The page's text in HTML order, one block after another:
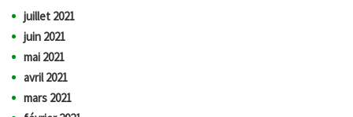
juillet 2021
juin 2021
mai 2021
avril 2021
mars 2021